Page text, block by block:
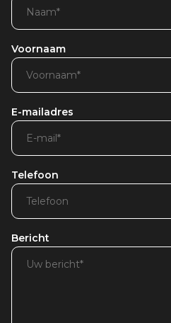
Voornaam
E-mailadres
Telefoon
Bericht